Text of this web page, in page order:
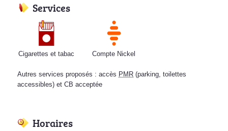
Services
Cigarettes et tabac Compte Nickel
Autres services proposés : accès PMR (parking, toilettes
accessibles) et CB acceptée
Horaires